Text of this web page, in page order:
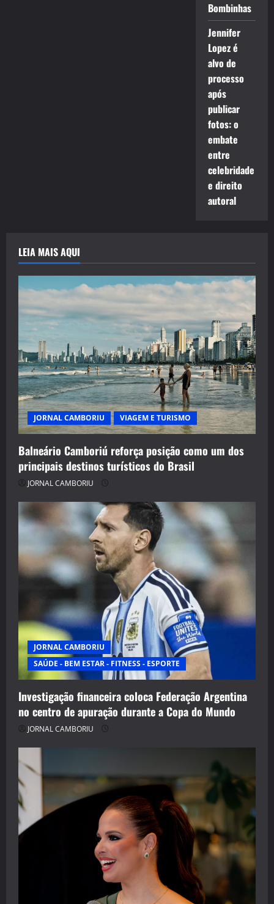
Bombinhas
Jennifer
Lopez é
alvo de
processo
após
publicar
fotos: o
embate
entre
celebridade
e direito
autoral
LEIA MAIS AQUI
JORNAL CAMBORIU VIAGEM E TURISMO
Balneário Camboriú reforça posição como um dos
principais destinos turísticos do Brasil
JORNAL CAMBORIU
JORNAL CAMBORIU
SAÚDE - BEM ESTAR - FITNESS - ESPORTE
Investigação financeira coloca Federação Argentina
no centro de apuração durante a Copa do Mundo
JORNAL CAMBORIU